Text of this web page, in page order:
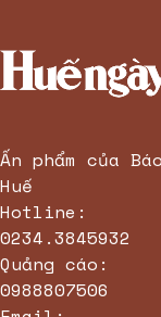
Ấn phẩm của
Huế
Hotline:
0234.3845932
Quảng cáo:
0988807506